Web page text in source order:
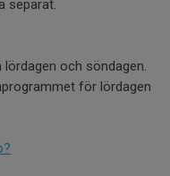
separat.
och söndagen.
för lördagen